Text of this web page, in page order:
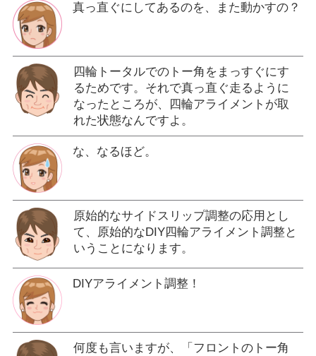
真っ直ぐにしてあるのを、また動かすの？
四輪トータルでのトー角をまっすぐにす
るためです。それで真っ直ぐ走るように
なったところが、四輪アライメントが取
れた状態なんですよ。
な、なるほど。
原始的なサイドスリップ調整の応用とし
て、原始的なDIY四輪アライメント調整と
いうことになります。
DIYアライメント調整！
何度も言いますが、「フロントのトー角